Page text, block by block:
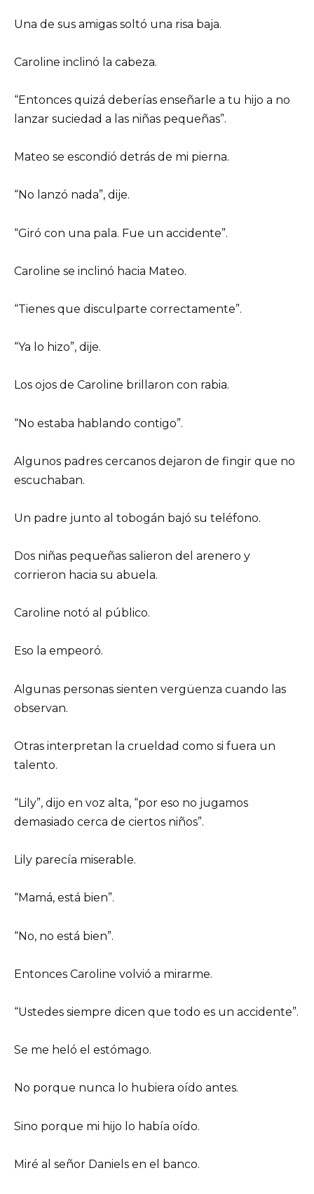
Una de sus amigas soltó una risa baja.
Caroline inclinó la cabeza.
“Entonces quizá deberías enseñarle a tu hijo a no
lanzar suciedad a las niñas pequeñas”.
Mateo se escondió detrás de mi pierna.
“No lanzó nada”, dije.
“Giró con una pala. Fue un accidente”.
Caroline se inclinó hacia Mateo.
“Tienes que disculparte correctamente”.
“Ya lo hizo”, dije.
Los ojos de Caroline brillaron con rabia.
“No estaba hablando contigo”.
Algunos padres cercanos dejaron de fingir que no
escuchaban.
Un padre junto al tobogán bajó su teléfono.
Dos niñas pequeñas salieron del arenero y
corrieron hacia su abuela.
Caroline notó al público.
Eso la empeoró.
Algunas personas sienten vergüenza cuando las
observan.
Otras interpretan la crueldad como si fuera un
talento.
“Lily”, dijo en voz alta, “por eso no jugamos
demasiado cerca de ciertos niños”.
Lily parecía miserable.
“Mamá, está bien”.
“No, no está bien”.
Entonces Caroline volvió a mirarme.
“Ustedes siempre dicen que todo es un accidente”.
Se me heló el estómago.
No porque nunca lo hubiera oído antes.
Sino porque mi hijo lo había oído.
Miré al señor Daniels en el banco.